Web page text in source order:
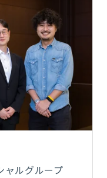
ャルグループ